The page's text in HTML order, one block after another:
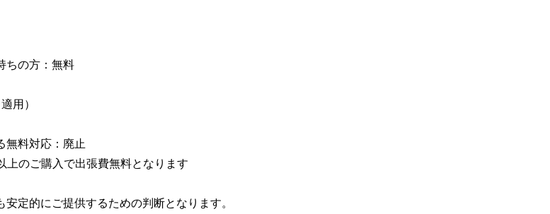
ちの方：無料
用）
無料対応：廃止
上のご購入で出張費無料となります
定的にご提供するための判断となります。